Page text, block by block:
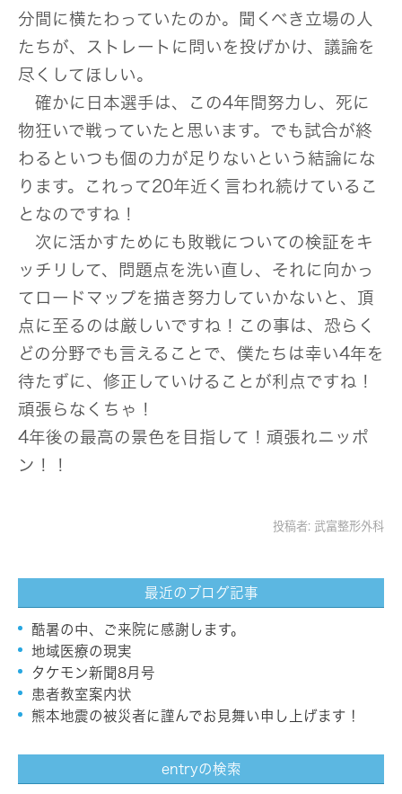
分間に横たわっていたのか。聞くべき立場の人
たちが、ストレートに問いを投げかけ、議論を
尽くしてほしい。
確かに日本選手は、この4年間努力し、死に
物狂いで戦っていたと思います。でも試合が終
わるといつも個の力が足りないという結論にな
ります。これって20年近く言われ続けているこ
となのですね！
次に活かすためにも敗戦についての検証をキ
ッチリして、問題点を洗い直し、それに向かっ
てロードマップを描き努力していかないと、頂
点に至るのは厳しいですね！この事は、恐らく
どの分野でも言えることで、僕たちは幸い4年を
待たずに、修正していけることが利点ですね！
頑張らなくちゃ！
4年後の最高の景色を目指して！頑張れニッポ
ン！！
投稿者: 武富整形外科
最近のブログ記事
酷暑の中、ご来院に感謝します。
地域医療の現実
タケモン新聞8月号
患者教室案内状
熊本地震の被災者に謹んでお見舞い申し上げます！
entryの検索